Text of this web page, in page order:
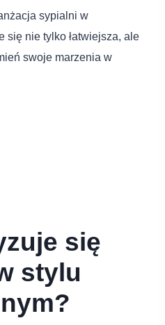
sypialni w
się nie tylko łatwiejsza, ale
swoje marzenia w
się
stylu